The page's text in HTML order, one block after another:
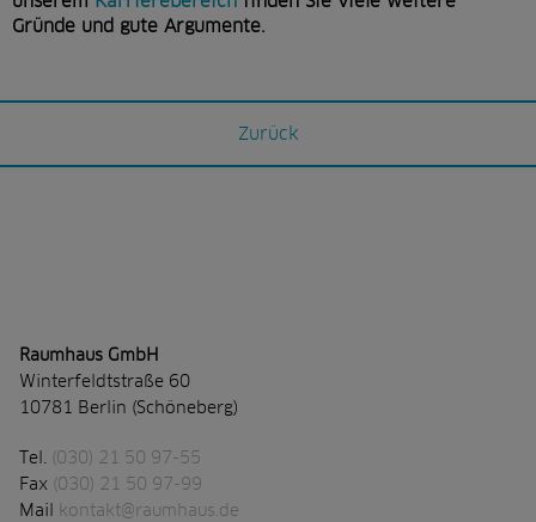
Gründe und gute Argumente.
Zurück
Raumhaus GmbH
Winterfeldtstraße 60
10781 Berlin (Schöneberg)
Tel.
(030) 21 50 97-55
Fax
(030) 21 50 97-99
Mail
kontakt@raumhaus.de